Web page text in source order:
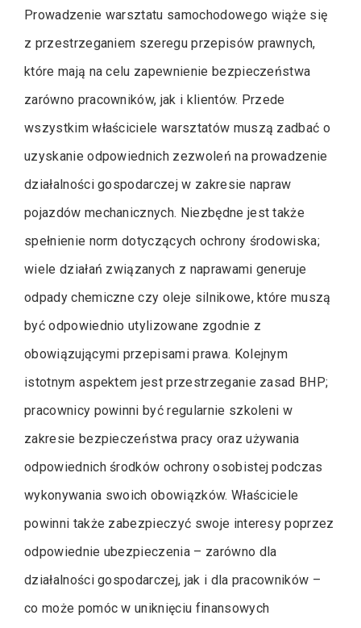
Prowadzenie warsztatu samochodowego wiąże się
z przestrzeganiem szeregu przepisów prawnych,
które mają na celu zapewnienie bezpieczeństwa
zarówno pracowników, jak i klientów. Przede
wszystkim właściciele warsztatów muszą zadbać o
uzyskanie odpowiednich zezwoleń na prowadzenie
działalności gospodarczej w zakresie napraw
pojazdów mechanicznych. Niezbędne jest także
spełnienie norm dotyczących ochrony środowiska;
wiele działań związanych z naprawami generuje
odpady chemiczne czy oleje silnikowe, które muszą
być odpowiednio utylizowane zgodnie z
obowiązującymi przepisami prawa. Kolejnym
istotnym aspektem jest przestrzeganie zasad BHP;
pracownicy powinni być regularnie szkoleni w
zakresie bezpieczeństwa pracy oraz używania
odpowiednich środków ochrony osobistej podczas
wykonywania swoich obowiązków. Właściciele
powinni także zabezpieczyć swoje interesy poprzez
odpowiednie ubezpieczenia – zarówno dla
działalności gospodarczej, jak i dla pracowników –
co może pomóc w uniknięciu finansowych